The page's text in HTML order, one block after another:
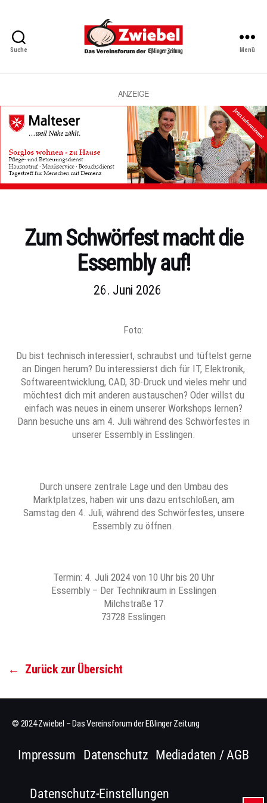
Suche
Vereinsforum
Eßlinger
Zeitung
Menü
ANZEIGE
Kategorien
Zum Schwörfest macht die
Essembly auf!
26. Juni 2026
Foto:
Du bist technisch interessiert, schraubst und tüftelst gerne
an Dingen herum? Du interessierst dich für IT, Elektronik,
Softwareentwicklung, CAD, 3D-Druck und vieles mehr und
möchtest dich mit anderen austauschen? Oder willst du
einfach was neues in einem unserer Workshops lernen?
Dann besuche uns am 4. Juli während des Schwörfestes in
unserer Essembly in Esslingen.
Durch unsere zentrale Lage und den Umbau des
Marktplatzes, haben wir uns dazu entschloßen, am
Samstag den 4. Juli, während des Schwörfestes, unsere
Essembly zu öffnen.
Termin: 4. Juli 2024 von 10 Uhr bis 20 Uhr
Essembly – Der Technikraum in Esslingen
Milchstraße 17
73728 Esslingen
← Zurück zur Übersicht
© 2024 Zwiebel – Das Vereinsforum der Eßlinger Zeitung
Impressum Datenschutz Mediadaten / AGB
Datenschutz-Einstellungen